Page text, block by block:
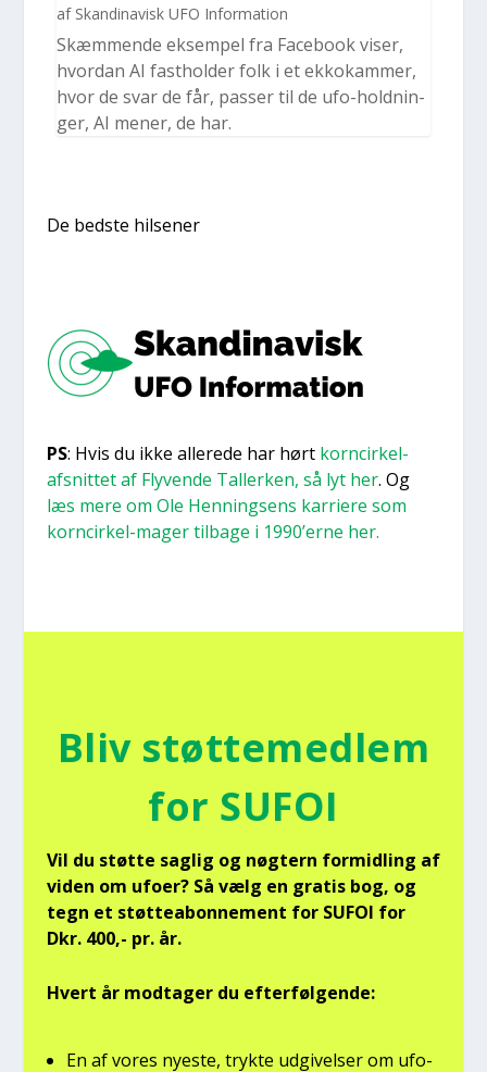
af Skandinavisk UFO Information
Skæm­men­de eksem­pel fra Face­book viser,
hvor­dan AI fast­hol­der folk i et ekko­kam­mer,
hvor de svar de får, pas­ser til de ufo-hold­­nin­­
ger, AI mener, de har.
De bed­ste hil­se­ner
PS: Hvis du ikke alle­re­de har hørt kor­n­cir­kel-
afsnit­tet af Fly­ven­de Tal­ler­ken, så lyt her. Og
læs mere om Ole Hen­nings­ens kar­ri­e­re som
kor­n­cir­kel-mager til­ba­ge i 1990’erne her.
Bliv støt­te­med­lem
for SUFOI
Vil du støt­te sag­lig og nøg­tern for­mid­ling af
viden om ufo­er? Så vælg en gra­tis bog, og
tegn et støt­tea­bon­ne­ment for SUFOI for
Dkr. 400,- pr. år.
Hvert år mod­ta­ger du efter­føl­gen­de:
En af vores nye­ste, tryk­te udgi­vel­ser om ufo­